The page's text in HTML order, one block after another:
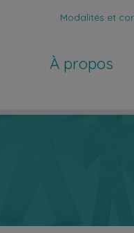
Modalités et
À propos